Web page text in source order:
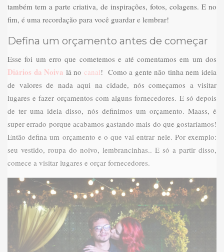
também tem a parte criativa, de inspirações, fotos, colagens. E no
fim, é uma recordação para você guardar e lembrar!
Defina um orçamento antes de começar
Esse foi um erro que cometemos e até comentamos em um dos
Diários da Noiva lá no canal! Como a gente não tinha nem ideia
de valores de nada aqui na cidade, nós começamos a visitar
lugares e fazer orçamentos com alguns fornecedores. E só depois
de ter uma ideia disso, nós definimos um orçamento. Maass, é
super errado porque acabamos gastando mais do que gostaríamos!
Então defina um orçamento e o que vai entrar nele. Por exemplo:
seu vestido, roupa do noivo, lembrancinhas.. E só a partir disso,
comece a visitar lugares e orçar fornecedores.